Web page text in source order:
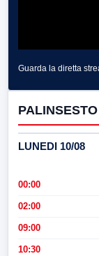
Guarda la diretta
LUNEDI 10/08
00:00
02:00
09:00
10:30